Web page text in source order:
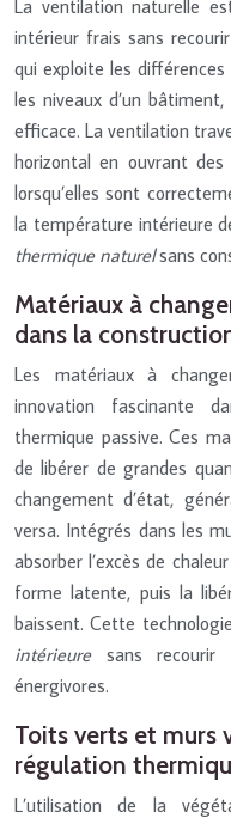
La ventilation naturelle
intérieur frais sans
qui exploite les
les niveaux d’un
efficace. La ventilation
horizontal en ouvrant des
lorsqu’elles sont
la température intérieure
thermique naturelsans
Matériaux à
dans la
Les matériaux à
innovation fascinante
thermique passive. Ces
de libérer de grandes
changement d’état,
versa. Intégrés dans les
absorber l’excès de
forme latente, puis la
baissent. Cette
intérieure sans
énergivores.
Toits verts et murs
régulation
L’utilisation de la